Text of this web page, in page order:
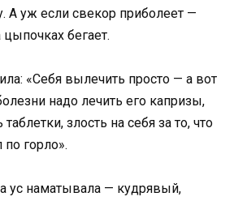
А уж если свекор приболеет —
бегает.
«Себя вылечить просто — а вот
надо лечить его капризы,
злость на себя за то, что
по горло».
ус наматывала — кудрявый,